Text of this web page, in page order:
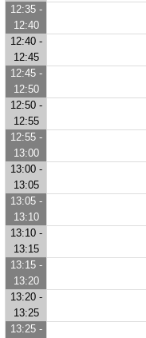
12:35 -
12:40
12:40 -
12:45
12:45 -
12:50
12:50 -
12:55
12:55 -
13:00
13:00 -
13:05
13:05 -
13:10
13:10 -
13:15
13:15 -
13:20
13:20 -
13:25
13:25 -